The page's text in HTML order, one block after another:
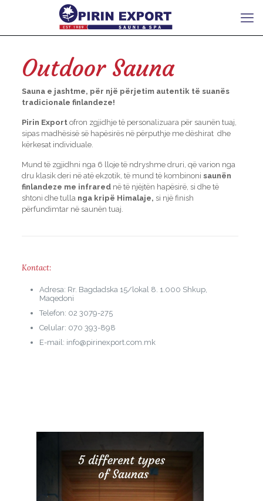
Outdoor Sauna
Sauna e jashtme, për një përjetim autentik të suanës
tradicionale finlandeze!
Pirin Exportofron zgjidhje të personalizuara për saunën tuaj,
sipas madhësisë së hapësirës në përputhje me dëshirat dhe
kërkesat individuale.
Mund të zgjidhni nga 6 lloje të ndryshme druri, që varion nga
dru klasik deri në atë ekzotik, të mund të kombinoni saunën
finlandeze me infrarednë të njëjtën hapësirë, si dhe të
shtoni dhe tulla nga kripë Himalaje, si një finish
përfundimtar në saunën tuaj.
Kontact:
Adresa: Rr. Bagdadska 15/lokal 8. 1.000 Shkup,
Maqedoni
Telefon: 02 3079-275
Celular: 070 393-898
E-mail: info@pirinexport.com.mk